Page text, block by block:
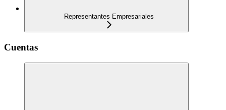
Representantes Empresariales
Cuentas